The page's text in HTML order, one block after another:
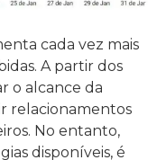
cada vez mais
A partir dos
o alcance da
relacionamentos
No entanto,
disponíveis, é